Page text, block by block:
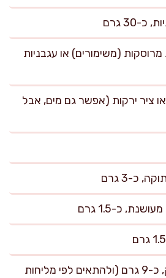
מרוסקות (משימורים) או עגבניות
או ציר ירקות (אפשר גם מים, אבל
1.5 כפיות מלח דק, כ-9 גרם (ולהתאים לפי מליחות